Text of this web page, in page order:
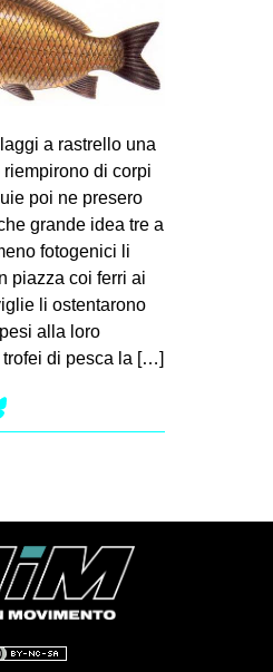
MSM
TSUNAMI
ZAM
MILANO
SPAZI
POPOLARE
a rastrello una
riempirono di corpi
poi ne presero
grande idea tre a
fotogenici li
piazza coi ferri ai
li ostentarono
alla loro
di pesca la […]